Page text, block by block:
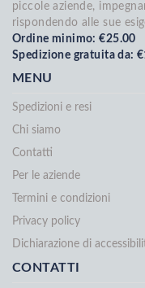
piccole aziende,
rispondendo alle sue
Ordine minimo: €25.00
Spedizione gratuita da:
MENU
Spedizioni e resi
Chi siamo
Contatti
Per le aziende
Termini e condizioni
Privacy policy
Dichiarazione di
CONTATTI